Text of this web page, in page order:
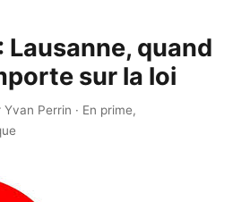
Lausanne, quand
sur la loi
Yvan Perrin · En prime,